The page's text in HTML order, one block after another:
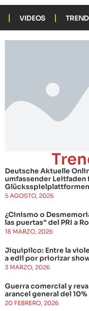
VIDEOS
Deutsche Aktuelle
umfassender Leitfaden
Glücksspielplattformen
5 AGOSTO, 2026
¿Cinismo o
las puertas” del PRI a
18 MARZO, 2026
Jiquipilco: Entre la
a edil por priorizar
3 MARZO, 2026
Guerra comercial y
arancel general del
20 FEBRERO, 2026